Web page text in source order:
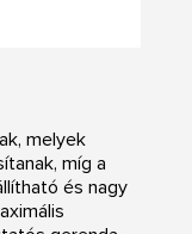
melyek
míg a
és nagy